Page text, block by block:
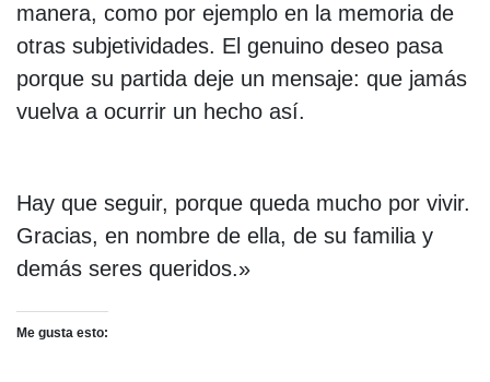
manera, como por ejemplo en la memoria de
otras subjetividades. El genuino deseo pasa
porque su partida deje un mensaje: que jamás
vuelva a ocurrir un hecho así.
Hay que seguir, porque queda mucho por vivir.
Gracias, en nombre de ella, de su familia y
demás seres queridos.»
Me gusta esto: